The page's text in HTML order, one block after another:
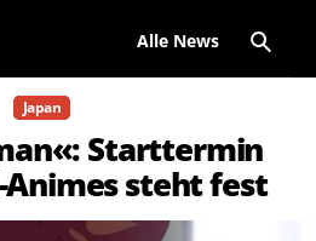
Alle News
Japan
Starttermin
Animes steht fest